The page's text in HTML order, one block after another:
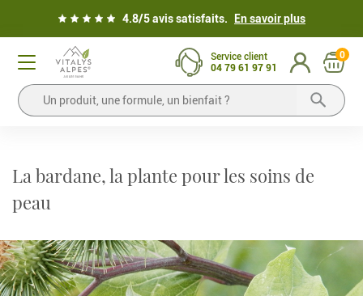
4.8/5 avis satisfaits. En savoir plus
Service client
04 79 61 97 91
0
La bardane, la plante pour les soins de
peau